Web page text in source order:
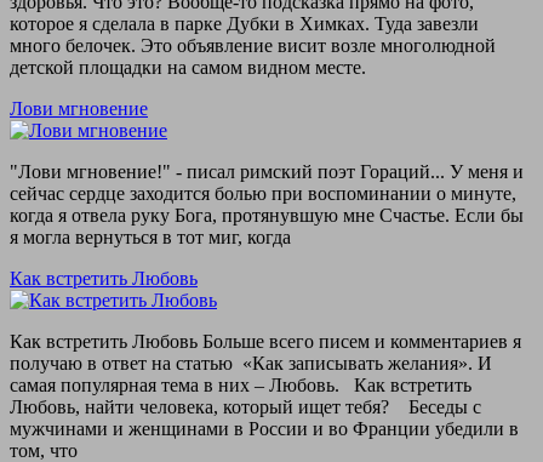
которое я сделала в парке Дубки в Химках. Туда завезли
много белочек. Это объявление висит возле многолюдной
детской площадки на самом видном месте.
Лови мгновение
"Лови мгновение!" - писал римский поэт Гораций... У меня и
сейчас сердце заходится болью при воспоминании о минуте,
когда я отвела руку Бога, протянувшую мне Счастье. Если бы
я могла вернуться в тот миг, когда
Как встретить Любовь
Как встретить Любовь Больше всего писем и комментариев я
получаю в ответ на статью «Как записывать желания». И
самая популярная тема в них – Любовь. Как встретить
Любовь, найти человека, который ищет тебя? Беседы с
мужчинами и женщинами в России и во Франции убедили в
том, что